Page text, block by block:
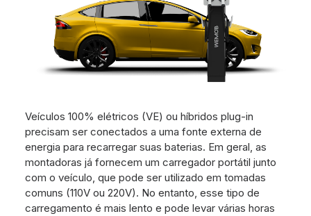
Veículos 100% elétricos (VE) ou híbridos plug-in
precisam ser conectados a uma fonte externa de
energia para recarregar suas baterias. Em geral, as
montadoras já fornecem um carregador portátil junto
com o veículo, que pode ser utilizado em tomadas
comuns (110V ou 220V). No entanto, esse tipo de
carregamento é mais lento e pode levar várias horas